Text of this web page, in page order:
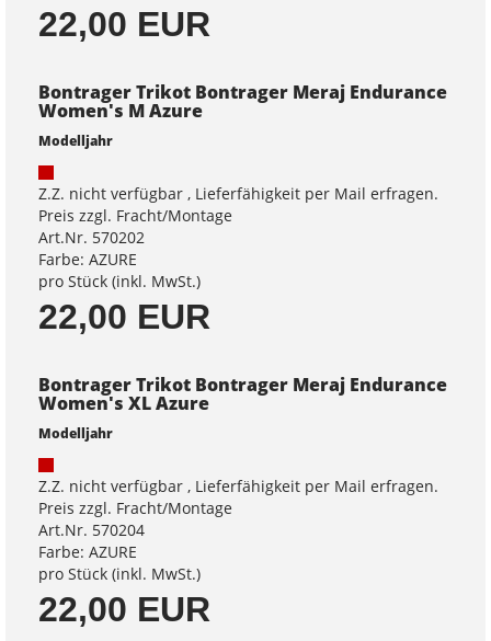
22,00 EUR
Bontrager Trikot Bontrager Meraj Endurance
Women's M Azure
Modelljahr
Z.Z. nicht verfügbar , Lieferfähigkeit per Mail erfragen.
Preis zzgl. Fracht/Montage
Art.Nr. 570202
Farbe: AZURE
pro Stück (inkl. MwSt.)
22,00 EUR
Bontrager Trikot Bontrager Meraj Endurance
Women's XL Azure
Modelljahr
Z.Z. nicht verfügbar , Lieferfähigkeit per Mail erfragen.
Preis zzgl. Fracht/Montage
Art.Nr. 570204
Farbe: AZURE
pro Stück (inkl. MwSt.)
22,00 EUR